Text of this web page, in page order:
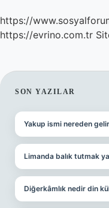
https://
https://evrino.com.tr
SIDEBAR
SON YAZILAR
Yakup ismi nereden
Limanda balık tutmak
Diğerkâmlık nedir din